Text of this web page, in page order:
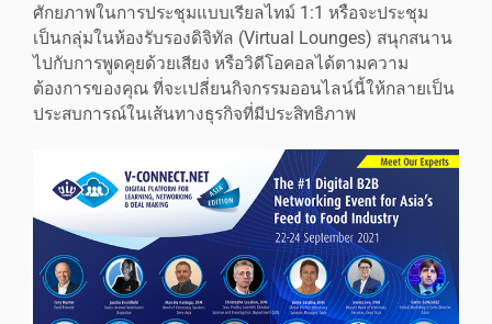
ศักยภาพในการประชุมแบบเรียลไทม์ 1:1 หรือจะประชุม
เป็นกลุ่มในห้องรับรองดิจิทัล (Virtual Lounges) สนุกสนาน
ไปกับการพูดคุยด้วยเสียง หรือวิดีโอคอลได้ตามความ
ต้องการของคุณ ที่จะเปลี่ยนกิจกรรมออนไลน์นี้ให้กลายเป็น
ประสบการณ์ในเส้นทางธุรกิจที่มีประสิทธิภาพ